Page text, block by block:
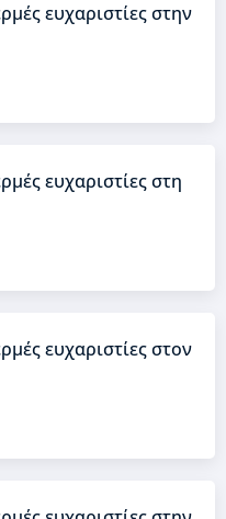
ευχαριστίες στην
ευχαριστίες στη
ευχαριστίες στον